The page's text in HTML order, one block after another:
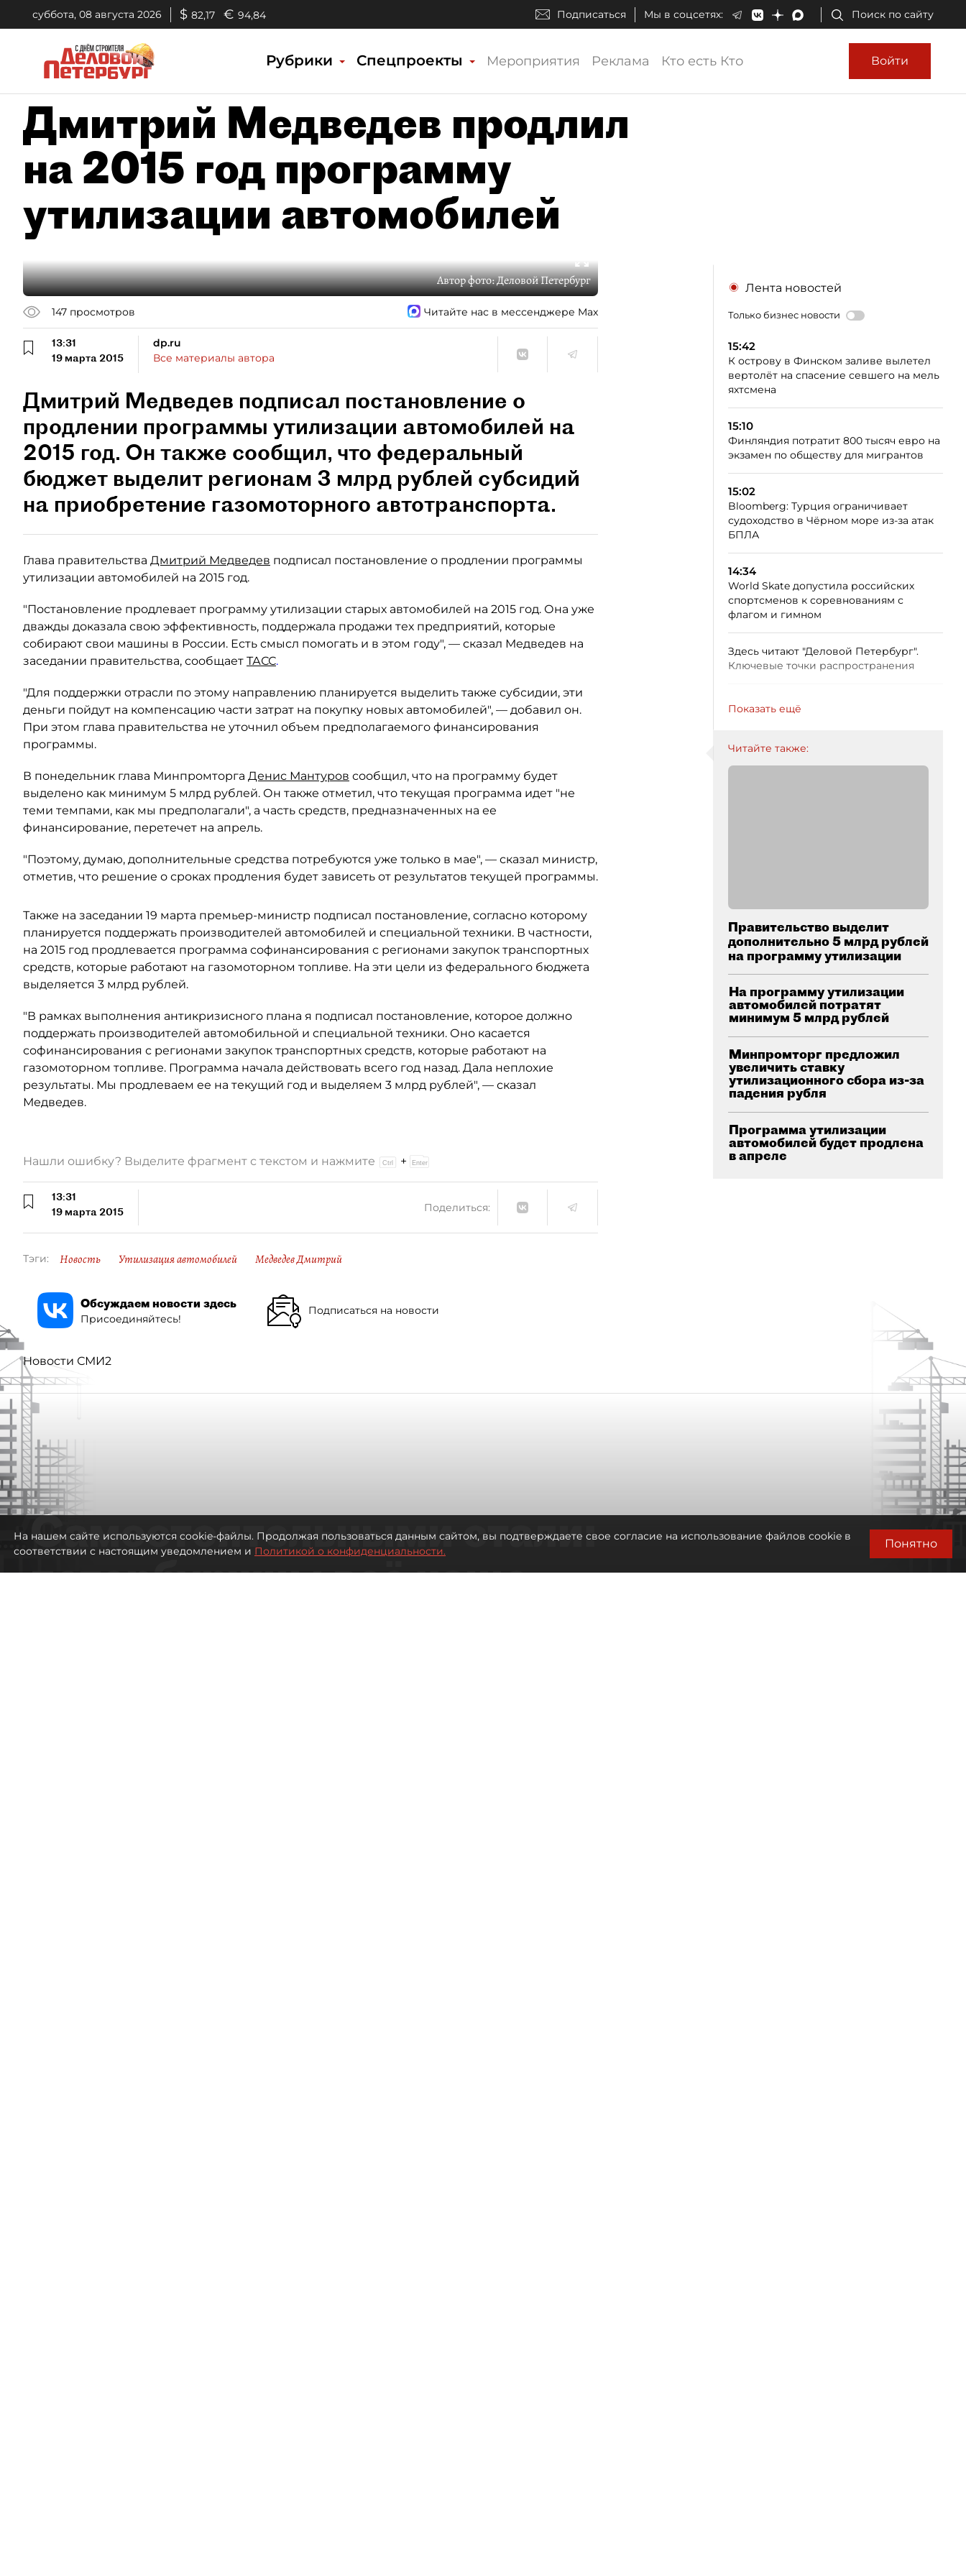
суббота, 08 августа 2026 $ 82,17 € 94,84 Подписаться Мы в соцсетях: Поиск по сайту
Рубрики Спецпроекты Мероприятия Реклама Кто есть Кто Войти
Дмитрий Медведев продлил
на 2015 год программу
утилизации автомобилей
Автор фото:Деловой Петербург
147 просмотров Читайте нас в мессенджере Max
13:31
19 марта 2015
dp.ru
Все материалы автора
Дмитрий Медведев подписал постановление о
продлении программы утилизации автомобилей на
2015 год. Он также сообщил, что федеральный
бюджет выделит регионам 3 млрд рублей субсидий
на приобретение газомоторного автотранспорта.
Глава правительства Дмитрий Медведев подписал постановление о продлении программы
утилизации автомобилей на 2015 год.
"Постановление продлевает программу утилизации старых автомобилей на 2015 год. Она уже
дважды доказала свою эффективность, поддержала продажи тех предприятий, которые
собирают свои машины в России. Есть смысл помогать и в этом году", — сказал Медведев на
заседании правительства, сообщает ТАСС.
"Для поддержки отрасли по этому направлению планируется выделить также субсидии, эти
деньги пойдут на компенсацию части затрат на покупку новых автомобилей", — добавил он.
При этом глава правительства не уточнил объем предполагаемого финансирования
программы.
В понедельник глава Минпромторга Денис Мантуров сообщил, что на программу будет
выделено как минимум 5 млрд рублей. Он также отметил, что текущая программа идет "не
теми темпами, как мы предполагали", а часть средств, предназначенных на ее
финансирование, перетечет на апрель.
"Поэтому, думаю, дополнительные средства потребуются уже только в мае", — сказал министр,
отметив, что решение о сроках продления будет зависеть от результатов текущей программы.
Также на заседании 19 марта премьер-министр подписал постановление, согласно которому
планируется поддержать производителей автомобилей и специальной техники. В частности,
на 2015 год продлевается программа софинансирования с регионами закупок транспортных
средств, которые работают на газомоторном топливе. На эти цели из федерального бюджета
выделяется 3 млрд рублей.
"В рамках выполнения антикризисного плана я подписал постановление, которое должно
поддержать производителей автомобильной и специальной техники. Оно касается
софинансирования с регионами закупок транспортных средств, которые работают на
газомоторном топливе. Программа начала действовать всего год назад. Дала неплохие
результаты. Мы продлеваем ее на текущий год и выделяем 3 млрд рублей", — сказал
Медведев.
Лента новостей
Только бизнес новости
15:42
К острову в Финском заливе вылетел
вертолёт на спасение севшего на мель
яхтсмена
15:10
Финляндия потратит 800 тысяч евро на
экзамен по обществу для мигрантов
15:02
Bloomberg: Турция ограничивает
судоходство в Чёрном море из-за атак
БПЛА
14:34
World Skate допустила российских
спортсменов к соревнованиям с
флагом и гимном
Здесь читают "Деловой Петербург".
Ключевые точки распространения
Показать ещё
Читайте также:
Правительство выделит
дополнительно 5 млрд рублей
на программу утилизации
На программу утилизации
автомобилей потратят
минимум 5 млрд рублей
Минпромторг предложил
увеличить ставку
утилизационного сбора из-за
падения рубля
Программа утилизации
автомобилей будет продлена
в апреле
Нашли ошибку? Выделите фрагмент с текстом и нажмите +
13:31
19 марта 2015
Поделиться:
Тэги: Новость Утилизация автомобилей Медведев Дмитрий
Обсуждаем новости здесь
Присоединяйтесь!
Подписаться на новости
Новости СМИ2
Самостоятельными стали:
петербуржцы всё чаще
На нашем сайте используются cookie-файлы. Продолжая пользоваться данным сайтом, вы подтверждаете свое согласие на использование файлов cookie в
соответствии с настоящим уведомлением и Политикой о конфиденциальности.
Понятно